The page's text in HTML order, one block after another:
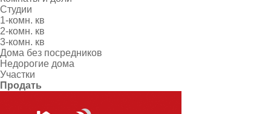
Студии
1-комн. кв
2-комн. кв
3-комн. кв
Дома без посредников
Недорогие дома
Участки
Продать